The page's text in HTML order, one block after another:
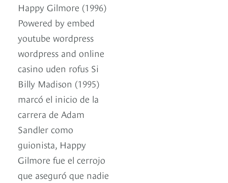
Happy Gilmore (1996)
Powered by embed
youtube wordpress
wordpress and online
casino uden rofus Si
Billy Madison (1995)
marcó el inicio de la
carrera de Adam
Sandler como
guionista, Happy
Gilmore fue el cerrojo
que aseguró que nadie